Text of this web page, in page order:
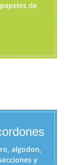
de
algodon,
y